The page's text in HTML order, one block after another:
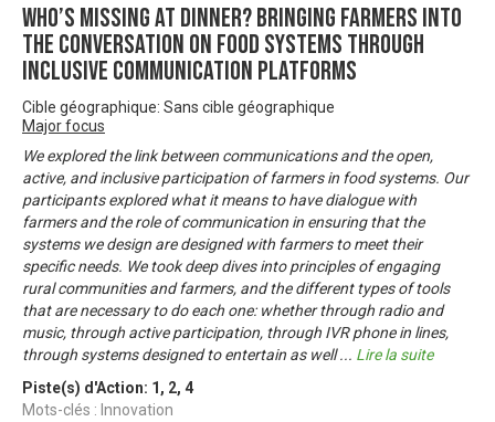
Who’s missing at dinner? Bringing farmers into
the conversation on food systems through
inclusive communication platforms
Cible géographique: Sans cible géographique
Major focus
We explored the link between communications and the open,
active, and inclusive participation of farmers in food systems. Our
participants explored what it means to have dialogue with
farmers and the role of communication in ensuring that the
systems we design are designed with farmers to meet their
specific needs. We took deep dives into principles of engaging
rural communities and farmers, and the different types of tools
that are necessary to do each one: whether through radio and
music, through active participation, through IVR phone in lines,
through systems designed to entertain as well... Lire la suite
Piste(s) d'Action: 1 , 2, 4
Mots-clés : Innovation